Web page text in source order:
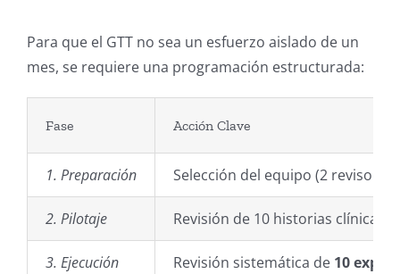
Para que el GTT no sea un esfuerzo aislado de un
mes, se requiere una programación estructurada:
Fase Acción Clave
1. Preparación Selección del equipo (2
2. Pilotaje Revisión de 10 historias clínicas
3. Ejecución Revisión sistemática de 10